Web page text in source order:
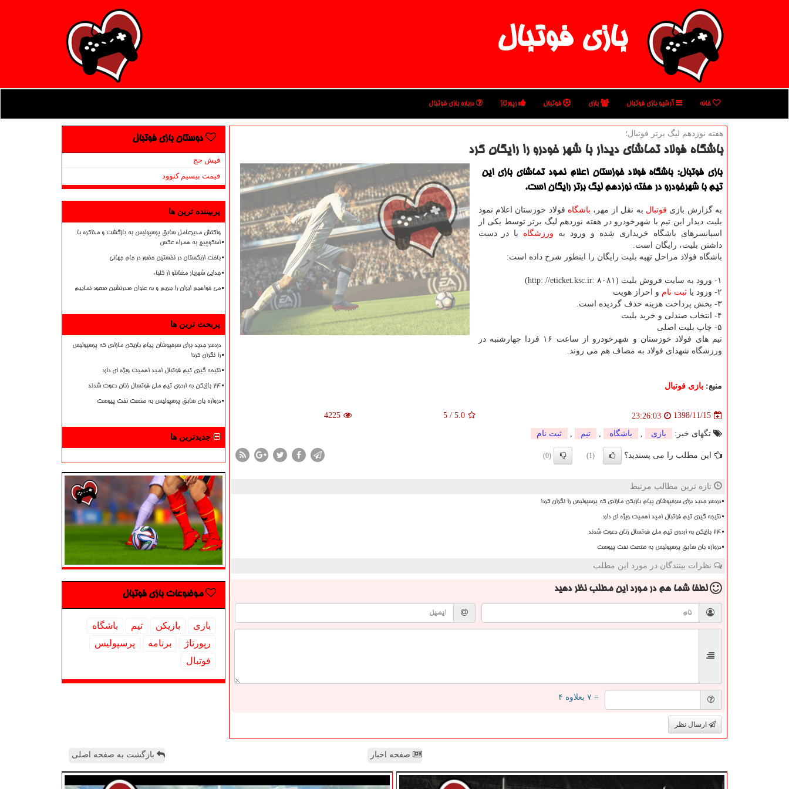
بازی فوتبال
خانه آرشیو بازی فوتبال بازی فوتبال رپورتاژ درباره بازی فوتبال
هفته نوزدهم لیگ برتر فوتبال؛
باشگاه فولاد تماشای دیدار با شهر خودرو را رایگان كرد
بازی فوتبال: باشگاه فولاد خوزستان اعلام نمود تماشای بازی این
تیم با شهرخودرو در هفته نوزدهم لیگ برتر رایگان است.
به گزارش بازی فوتبال به نقل از مهر، باشگاه فولاد خوزستان اعلام نمود
بلیت دیدار این تیم با شهرخودرو در هفته نوزدهم لیگ برتر توسط یكی از
اسپانسرهای باشگاه خریداری شده و ورود به ورزشگاه با در دست
داشتن بلیت، رایگان است.
باشگاه فولاد مراحل تهیه بلیت رایگان را اینطور شرح داده است:
۱- ورود به سایت فروش بلیت (http: //eticket.ksc.ir: ۸۰۸۱)
۲- ورود یا
ثبت نام و احراز هویت
۳- بخش پرداخت هزینه حذف گردیده است.
۴- انتخاب صندلی و خرید بلیت
۵- چاپ بلیت اصلی
تیم های فولاد خوزستان و شهرخودرو از ساعت ۱۶ فردا چهارشنبه در
ورزشگاه شهدای فولاد به مصاف هم می روند.
منبع: بازی فوتبال
1398/11/15
23:26:03
5.0
/
5
4225
تگهای خبر: بازی باشگاه تیم ثبت نام
این مطلب را می پسندید؟ (1)
(0)
تازه ترین مطالب مرتبط
دردسر جدید برای سرخپوشان پیام بازیکن مازادی که پرسپولیس را نگران کرد!
نتیجه گیری تیم فوتبال امید اهمیت ویژه ای دارد
۲۴ بازیکن به اردوی تیم ملی فوتسال زنان دعوت شدند
دروازه بان سابق پرسپولیس به صنعت نفت پیوست
نظرات بینندگان در مورد این مطلب
لطفا شما همدر مورد این مطلب نظر دهید
= ۷ بعلاوه ۴
ارسال نظر
دوستان بازی فوتبال
فیش حج
قیمت بیسیم کنوود
پربیننده ترین ها
واکنش مدیرعامل سابق پرسپولیس به بازگشت و مذاکره با
اسکوچیچ به همراه عکس
باخت ازبکستان در نخستین حضور در جام جهانی
جدایی شهریار مغانلو از کلباء
می خواهیم ایران را ببریم و به عنوان صدرنشین صعود نماییم
پربحث ترین ها
دردسر جدید برای سرخپوشان پیام بازیکن مازادی که پرسپولیس
را نگران کرد!
نتیجه گیری تیم فوتبال امید اهمیت ویژه ای دارد
۲۴ بازیکن به اردوی تیم ملی فوتسال زنان دعوت شدند
دروازه بان سابق پرسپولیس به صنعت نفت پیوست
جدیدترین ها
موضوعات بازی فوتبال
بازی بازیكن تیم
باشگاه
رپورتاژ
برنامه
پرسپولیس
فوتبال
صفحه اخبار بازگشت به صفحه اصلی